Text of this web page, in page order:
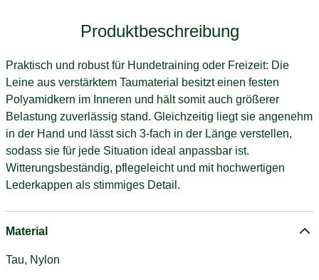
Produktbeschreibung
Praktisch und robust für Hundetraining oder Freizeit: Die
Leine aus verstärktem Taumaterial besitzt einen festen
Polyamidkern im Inneren und hält somit auch größerer
Belastung zuverlässig stand. Gleichzeitig liegt sie angenehm
in der Hand und lässt sich 3-fach in der Länge verstellen,
sodass sie für jede Situation ideal anpassbar ist.
Witterungsbeständig, pflegeleicht und mit hochwertigen
Lederkappen als stimmiges Detail.
Material
Tau, Nylon